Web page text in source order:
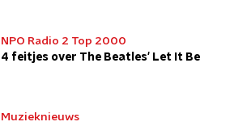
NPO Radio 2 Top 2000
4 feitjes over The Beatles' Let It Be
Muzieknieuws